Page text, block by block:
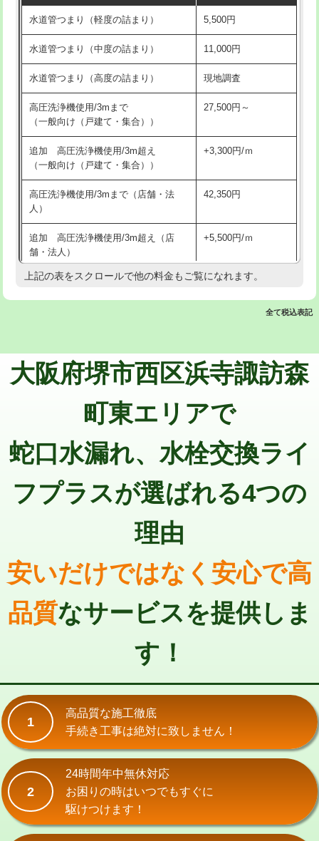
洗面台設置 38,500円
化粧台設置 22,000円
追加人工 16,500円
廃棄・処分 現場見積
※給水管工事は20mmまでの価格です。
交換・取付(排水栓・排水トラップ
22,000円+材料費
持込商品取付（混合水栓）
持込商品取付（浄水器・分岐水栓） 16,500円
業）
排水管工事（追加 排水管工事/3ｍ超
え）
マス交換（土の掘削・埋め戻し作業） 11,000円~
マス交換（深さ50㎝以上） 66,000円
コンクリート斫り（厚さ10㎝超え） 38,500円
モルタル補修（厚さ10㎝まで） 27,500円
モルタル補修（厚さ10㎝超え）
追加人工 16,500円
水道管つまり（軽度の詰まり） 5,500円
水道管つまり（中度の詰まり） 11,000円
水道管つまり（高度の詰まり） 現地調査
高圧洗浄機使用/3mまで
（一般向け（戸建て・集合））
27,500円～
追加 高圧洗浄機使用/3m超え
（一般向け（戸建て・集合））
+3,300円/ｍ
高圧洗浄機使用/3mまで（店舗・法
人）
42,350円
追加 高圧洗浄機使用/3m超え（店
舗・法人）
+5,500円/ｍ
高度高圧洗浄換 現地調査
追加トーラー機使用/3m超え +3,300円
8,800円
止水・漏水調査・防水処理・清掃・修
11,000円
止水・漏水調査・防水処理・清掃・修
22,000円
止水・漏水調査・防水処理・清掃・修
その他部品の脱着 8,800円～
交換・取付（タンク） 22,000円+材料費
交換・取付(単水栓（壁付・デッキ
式・ワンホール）)
交換・取付(排水栓・排水トラップ
（P/S/ポップアップ））
22,000円+材料費
交換・取付（その他部品）
持込商品取付（単水栓）
持込商品取付（混合水栓） 16,500円
上記の表をスクロールで他の料金もご覧になれます。
全て税込表記
大阪府堺市西区浜寺諏訪森
町東エリアで
蛇口水漏れ、水栓交換ライ
フプラスが選ばれる4つの
理由
安いだけではなく安心で高
品質なサービスを提供しま
す！
1
高品質な施工徹底
手続き工事は絶対に致しません！
2
24時間年中無休対応
お困りの時はいつでもすぐに
駆けつけます！